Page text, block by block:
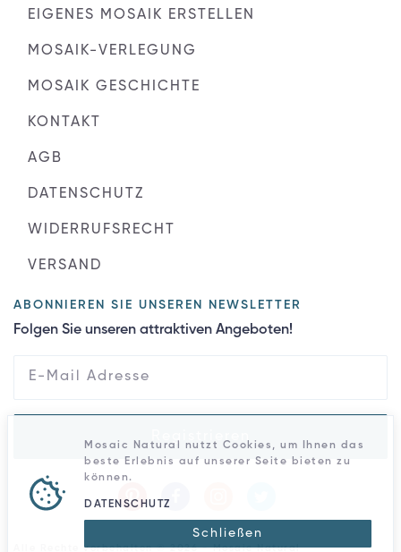
EIGENES MOSAIK ERSTELLEN
MOSAIK-VERLEGUNG
MOSAIK GESCHICHTE
KONTAKT
AGB
DATENSCHUTZ
WIDERRUFSRECHT
VERSAND
ABONNIEREN SIE UNSEREN NEWSLETTER
Folgen Sie unseren attraktiven Angeboten!
Alle Rechte vorbehalten © 2026 - Mosaic Natural
Mosaic Natural nutzt Cookies, um Ihnen das
beste Erlebnis auf unserer Seite bieten zu
können.
DATENSCHUTZ
Schließen